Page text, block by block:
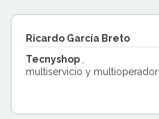
Ricardo García Breto
Tecnyshop
multiservicio y multioperador